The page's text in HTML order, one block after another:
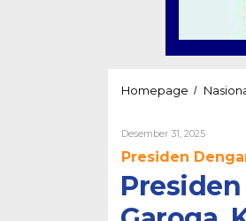
Homepage /
Desember 31, 2025Oleh
Presiden